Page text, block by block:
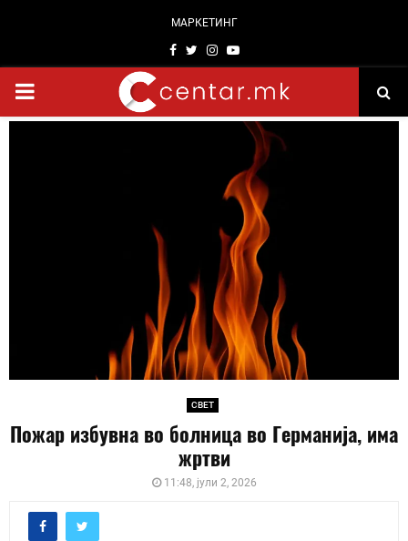
МАРКЕТИНГ
Facebook
TwitterInstagram
Youtube
PRIMARY
СВЕТ
Пожар избувна во болница во Германија, има
жртви
11:48, јули 2, 2026